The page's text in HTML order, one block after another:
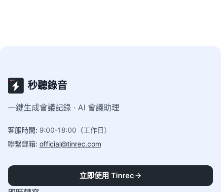
秒聽錄音
一鍵生成會議記錄 · AI 會議助理
客服時間: 9:00-18:00（工作日）
聯繫郵箱: official@tinrec.com
功能 立即使用 Tinrec